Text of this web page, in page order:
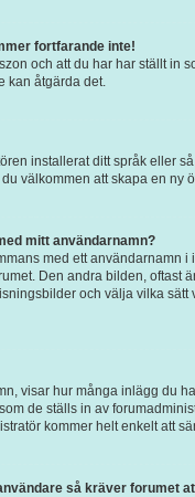
fortfarande inte!
och att du har har ställt in
kan åtgärda det.
installerat ditt språk eller
välkommen att skapa en
mitt användarnamn?
med ett användarnamn
Den andra bilden, oftast
och välja vilka
visar hur många inlägg du
de ställs in av
kommer helt enkelt att
så kräver forumet